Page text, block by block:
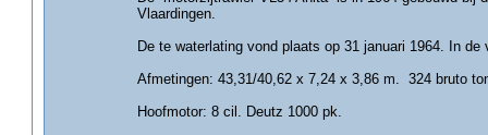
Vlaardingen.
De te waterlating vond plaats op 31 januari 1964. In de
Afmetingen: 43,31/40,62 x 7,24 x 3,86 m. 324 bruto
Hoofmotor: 8 cil. Deutz 1000 pk.